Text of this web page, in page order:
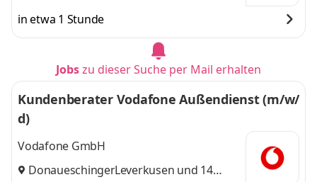
in etwa 1 Stunde
Jobszu dieser Suche per Mail erhalten
Kundenberater Vodafone Außendienst (m/w/
d)
Vodafone GmbH
Donaueschingen,
Leverkusen und 14